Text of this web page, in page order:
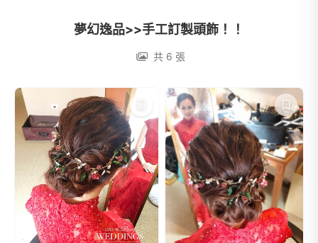
夢幻逸品>>手工訂製頭飾！！
共 6 張